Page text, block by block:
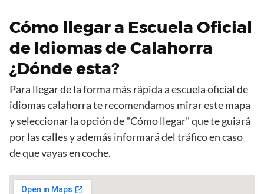
Cómo llegar a Escuela Oficial
de Idiomas de Calahorra
¿Dónde esta?
Para llegar de la forma más rápida a escuela oficial de
idiomas calahorra te recomendamos mirar este mapa
y seleccionar la opción de "Cómo llegar" que te guiará
por las calles y además informará del tráfico en caso
de que vayas en coche.